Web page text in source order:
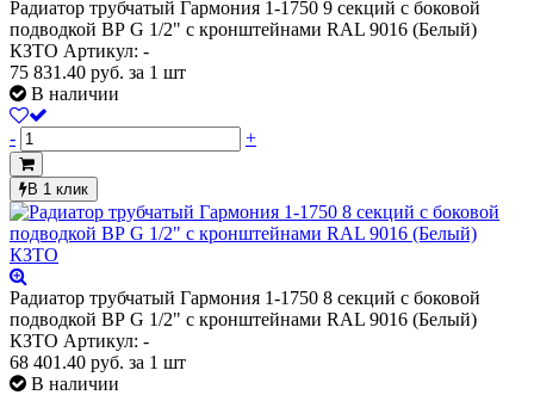
Радиатор трубчатый Гармония 1-1750 9 секций с боковой
подводкой ВР G 1/2" с кронштейнами RAL 9016 (Белый)
КЗТО Артикул: -
75 831.40 руб. за 1 шт
В наличии
- +
В 1 клик
Радиатор трубчатый Гармония 1-1750 8 секций с боковой
подводкой ВР G 1/2" с кронштейнами RAL 9016 (Белый)
КЗТО Артикул: -
68 401.40 руб. за 1 шт
В наличии